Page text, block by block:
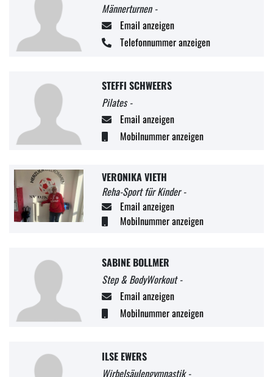
Männerturnen -
Email anzeigen
Telefonnummer anzeigen
STEFFI SCHWEERS
Pilates -
Email anzeigen
Mobilnummer anzeigen
VERONIKA VIETH
Reha-Sport für Kinder -
Email anzeigen
Mobilnummer anzeigen
SABINE BOLLMER
Step & BodyWorkout -
Email anzeigen
Mobilnummer anzeigen
ILSE EWERS
Wirbelsäulengymnastik -